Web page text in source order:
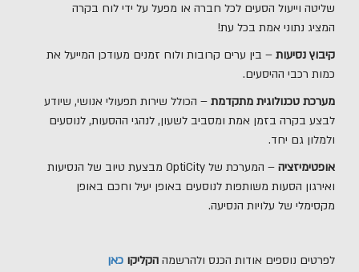
שליטה וייעול הסעים לכל חברה או מפעל על ידי לוח בקרה
המציג נתוני אמת בכל עת!
קיבוץ נסיעות – בין ערים קרובות ולוח זמנים מעודכן המייעל את
כמות רכבי ההיסעים.
מערכת טכנולוגית מתקדמת – הכולל שירות תפעולי אנושי, שיודע
לבצע בקרה בזמן אמת ומסביב לשעון, לנהגי ההסעות, לנוסעים
ולמלון גם יחד.
אופטימיזציה
– המערכת של OptiCity מבצעת טיוב של הנסיעות
ואירגון הסעות משותפות לנוסעים באופן יעיל וחכם באופן
מקסימלי של עלויות הנסיעה.
לפרטים נוספים אודות הכנס ולהרשמה הקליקו כאן